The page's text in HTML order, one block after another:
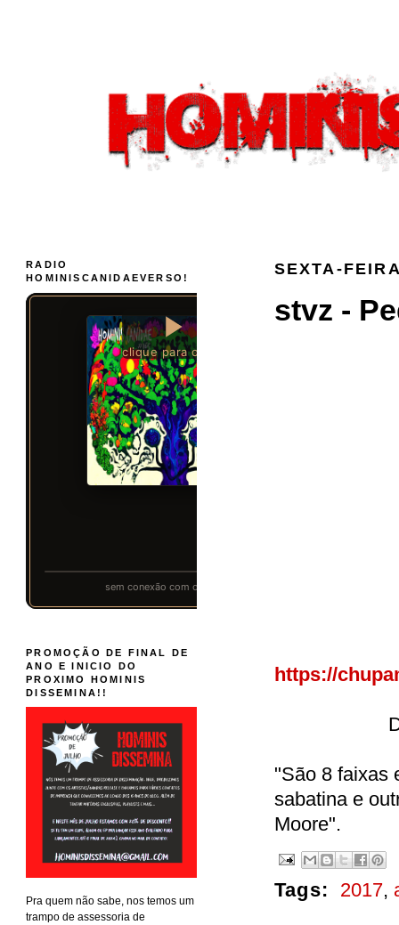
SEXTA-
stvz -
https://
"São 8 faixas
sabatina e
Moore".
Tags: 2017,
RADIO
HOMINISCANIDAEVERSO!
PROMOÇÃO DE FINAL DE
ANO E INICIO DO
PROXIMO HOMINIS
DISSEMINA!!
Pra quem não sabe, nos temos um
trampo de assessoria de